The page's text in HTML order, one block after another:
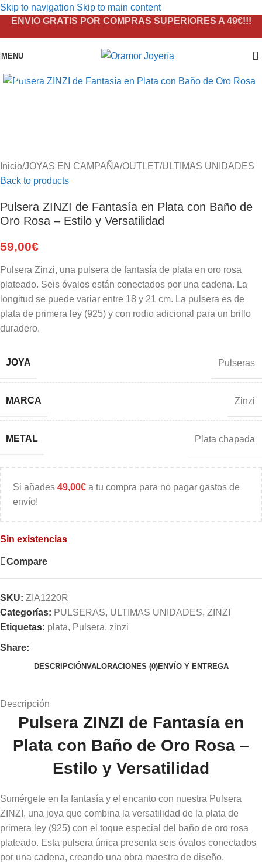
Skip to navigation Skip to main content
ENVIO GRATIS POR COMPRAS SUPERIORES A 49€!!!
MENU
Inicio/JOYAS EN CAMPAÑA/OUTLET/ULTIMAS UNIDADES
Back to products
Pulsera ZINZI de Fantasía en Plata con Baño de
Oro Rosa – Estilo y Versatilidad
59,00€
Pulsera Zinzi, una pulsera de fantasía de plata en oro rosa
plateado. Seis óvalos están conectados por una cadena. La
longitud se puede variar entre 18 y 21 cm. La pulsera es de
plata de primera ley (925) y con rodio adicional para un brillo
duradero.
JOYA Pulseras
MARCA Zinzi
METAL Plata chapada
Si añades 49,00€ a tu compra para no pagar gastos de
envío!
Sin existencias
Compare
SKU: ZIA1220R
Categorías: PULSERAS, ULTIMAS UNIDADES, ZINZI
Etiquetas: plata, Pulsera, zinzi
Share:
DESCRIPCIÓNVALORACIONES (0)ENVÍO Y ENTREGA
Descripción
Pulsera ZINZI de Fantasía en
Plata con Baño de Oro Rosa –
Estilo y Versatilidad
Sumérgete en la fantasía y el encanto con nuestra Pulsera
ZINZI, una joya que combina la versatilidad de la plata de
primera ley (925) con el toque especial del baño de oro rosa
plateado. Esta pulsera única presenta seis óvalos conectados
por una cadena, creando una obra maestra de diseño.